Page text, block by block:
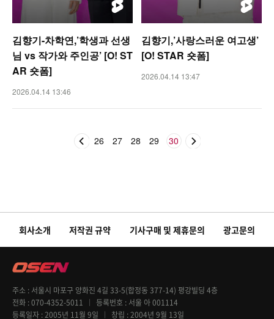
김향기-차학연,’학생과 선생
님 vs 작가와 주인공’ [O! ST
AR 숏폼]
2026.04.14 13:46
김향기,’사랑스러운 여고생’
[O! STAR 숏폼]
2026.04.14 13:47
26 27 28 29 30
회사소개 저작권 규약 기사구매 및 제휴문의 광고문의
주소
서울시 마포구 양화진 4길 33-5(합정동 377-14) 평강빌딩 4층
전화 070-4352-5011 등록번호
서울 아 001114
등록일자 2005년 11월 9일 창립 2004년 9월 13일